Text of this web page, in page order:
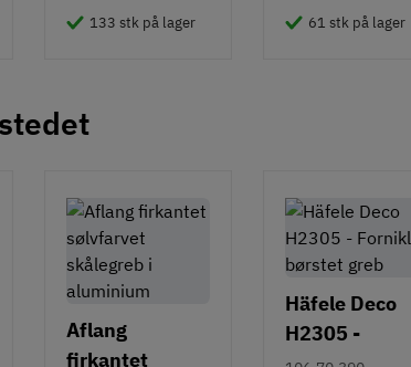
133 stk på lager 61 stk på lager
Aflang
firkantet
Häfele Deco
H2305 -